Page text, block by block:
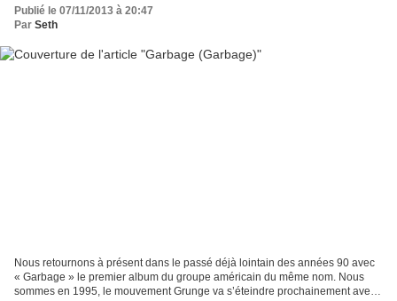
Publié le 07/11/2013 à 20:47
Par Seth
Nous retournons à présent dans le passé déjà lointain des années 90 avec
« Garbage » le premier album du groupe américain du même nom. Nous
sommes en 1995, le mouvement Grunge va s’éteindre prochainement avec